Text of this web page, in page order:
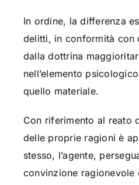
In ordine, la differenza
delitti, in conformità con
dalla dottrina
nell’elemento
quello materiale.
Con riferimento al reato
delle proprie ragioni è
stesso, l’agente,
convinzione ragionevole